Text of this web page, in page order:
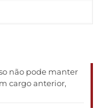
não pode manter
cargo anterior,